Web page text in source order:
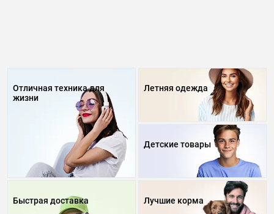
Отличная техника для
жизни
Летняя одежда
Детские товары
Быстрая доставка Лучшие корма